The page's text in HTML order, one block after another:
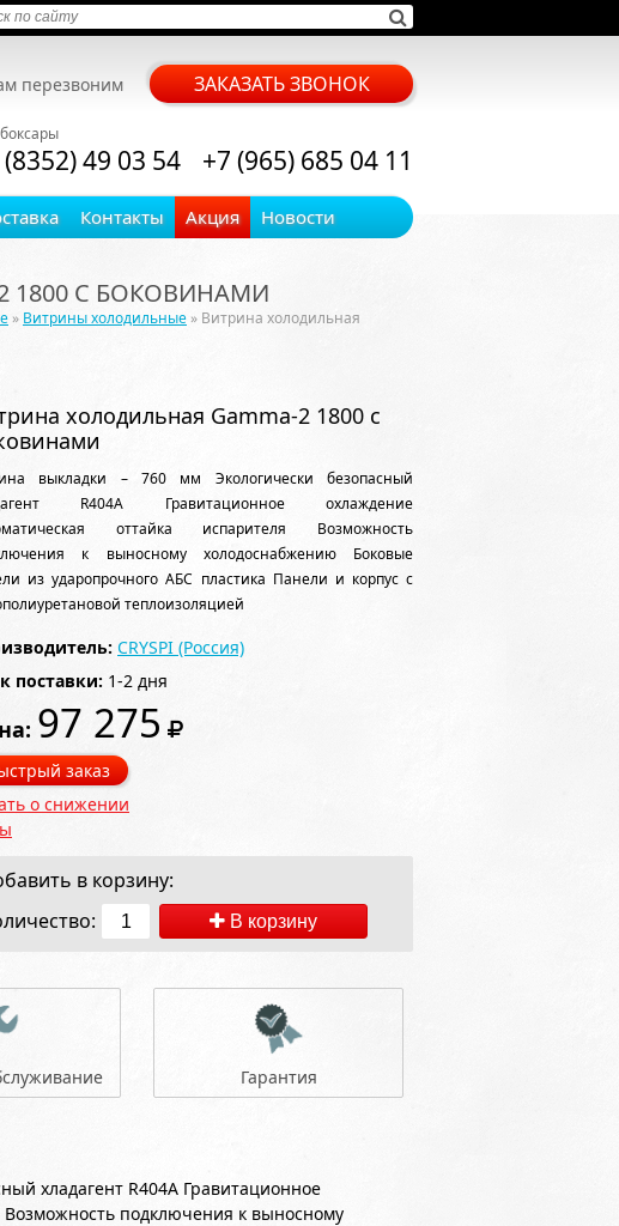
перезвоним ЗАКАЗАТЬ ЗВОНОК
49 03 54 +7 (965) 685 04 11
Контакты Акция Новости
1800 С БОКОВИНАМИ
» Витрины холодильные » Витрина холодильная
холодильная Gamma-2 1800 с
выкладки – 760 мм Экологически безопасный
R404A Гравитационное охлаждение
оттайка испарителя Возможность
к выносному холодоснабжению Боковые
из ударопрочного АБС пластика Панели и корпус с
теплоизоляцией
CRYSPI (Россия)
поставки: 1-2 дня
97 275
заказ
о снижении
в корзину:
В корзину
Гарантия
хладагент R404A Гравитационное
Возможность подключения к выносному